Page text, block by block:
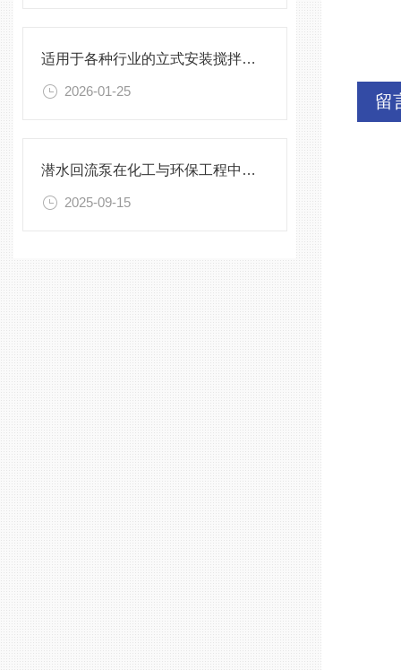
适用于各种行业的立式安装搅拌机选型指南
2026-01-25
潜水回流泵在化工与环保工程中的关键作用
2025-09-15
留